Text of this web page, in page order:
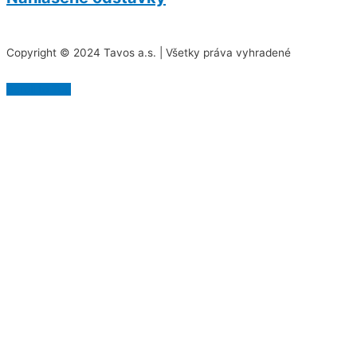
Copyright © 2024 Tavos a.s. | Všetky práva vyhradené